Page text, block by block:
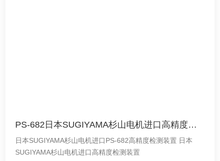
PS-682日本SUGIYAMA杉山电机进口高精度检测装置
日本SUGIYAMA杉山电机进口PS-682高精度检测装置 日本
SUGIYAMA杉山电机进口高精度检测装置